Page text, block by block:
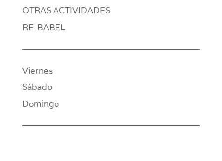
OTRAS ACTIVIDADES
RE-BABEL
Viernes
Sábado
Domingo